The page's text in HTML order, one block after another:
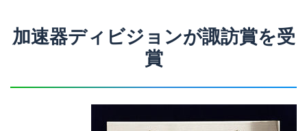
加速器ディビジョンが諏訪賞を受
賞